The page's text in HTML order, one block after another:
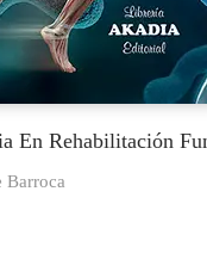
En Rehabilitación
Barroca